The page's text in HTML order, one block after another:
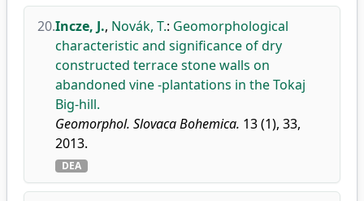
20.Incze, J., Novák, T.: Geomorphological
characteristic and significance of dry
constructed terrace stone walls on
abandoned vine -plantations in the Tokaj
Big-hill.
Geomorphol. Slovaca Bohemica. 13 (1), 33,
2013.
DEA